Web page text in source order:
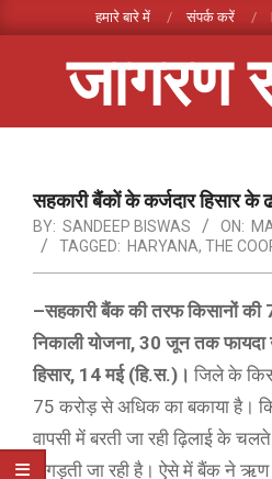
to
हमारे बारे में संपर्क करें
जागरण
Menuसहकारी बैंकों के कर्जदार हिसार के
BY: SANDEEP BISWAS ON:
TAGGED: HARYANA, THE
–सहकारी बैंक की तरफ किसानों की
निकाली योजना, 30 जून तक
हिसार, 14 मई (हि.स.)। जिले के
75 करोड़ से अधिक का बकाया है।
वापसी में बरती जा रही ढ़िलाई के
बिगड़ती जा रही है। ऐसे में बैंक ने ऋण